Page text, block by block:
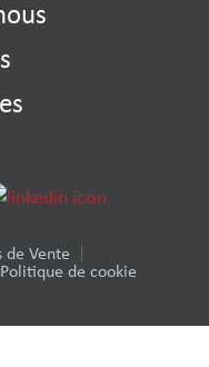
de Vente
Politique de cookie